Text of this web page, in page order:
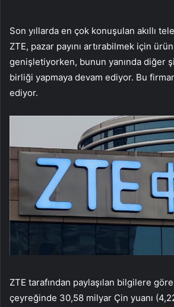
Son yıllarda en çok konuşulan akıllı
ZTE, pazar payını artırabilmek için
genişletiyorken, bunun yanında diğer
birliği yapmaya devam ediyor. Bu
ediyor.
ZTE tarafından paylaşılan bilgilere
çeyreğinde 30,58 milyar Çin yuanı